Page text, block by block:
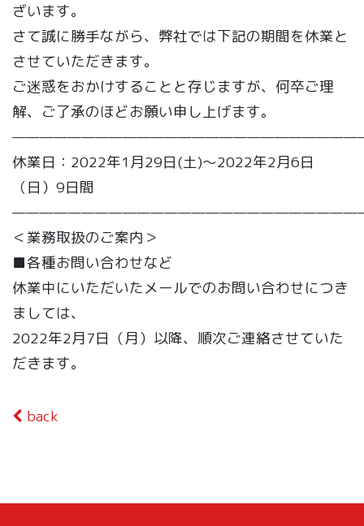
ざいます。
さて誠に勝手ながら、弊社では下記の期間を休業と
させていただきます。
ご迷惑をおかけすることと存じますが、何卒ご理
解、ご了承のほどお願い申し上げます。
休業日：2022年1月29日(土)～2022年2月6日
（日）9日間
＜業務取扱のご案内＞
■各種お問い合わせなど
休業中にいただいたメールでのお問い合わせにつき
ましては、
2022年2月7日（月）以降、順次ご連絡させていた
だきます。
back